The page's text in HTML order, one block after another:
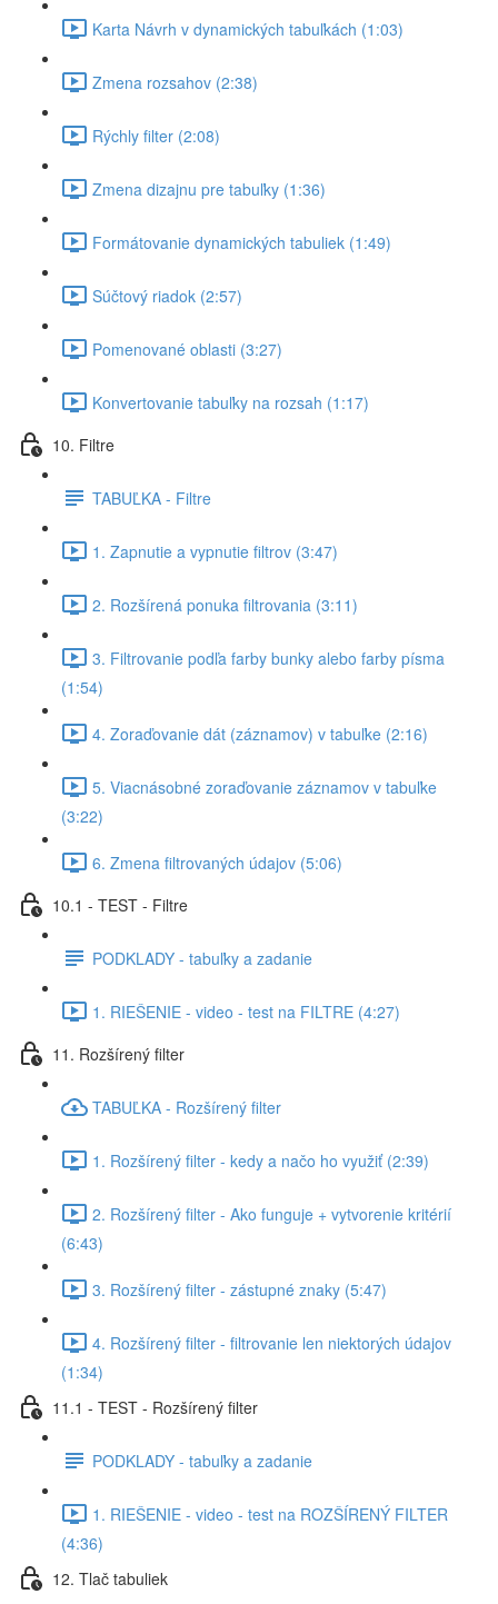
Karta Návrh v dynamických tabuľkách (1:03)
Zmena rozsahov (2:38)
Rýchly filter (2:08)
Zmena dizajnu pre tabuľky (1:36)
Formátovanie dynamických tabuliek (1:49)
Súčtový riadok (2:57)
Pomenované oblasti (3:27)
Konvertovanie tabuľky na rozsah (1:17)
10. Filtre
TABUĽKA - Filtre
1. Zapnutie a vypnutie filtrov (3:47)
2. Rozšírená ponuka filtrovania (3:11)
3. Filtrovanie podľa farby bunky alebo farby písma
(1:54)
4. Zoraďovanie dát (záznamov) v tabuľke (2:16)
5. Viacnásobné zoraďovanie záznamov v tabuľke
(3:22)
6. Zmena filtrovaných údajov (5:06)
10.1 - TEST - Filtre
PODKLADY - tabuľky a zadanie
1. RIEŠENIE - video - test na FILTRE (4:27)
11. Rozšírený filter
TABUĽKA - Rozšírený filter
1. Rozšírený filter - kedy a načo ho využiť (2:39)
2. Rozšírený filter - Ako funguje + vytvorenie kritérií
(6:43)
3. Rozšírený filter - zástupné znaky (5:47)
4. Rozšírený filter - filtrovanie len niektorých údajov
(1:34)
11.1 - TEST - Rozšírený filter
PODKLADY - tabuľky a zadanie
1. RIEŠENIE - video - test na ROZŠÍRENÝ FILTER
(4:36)
12. Tlač tabuliek